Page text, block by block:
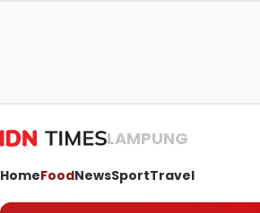
LAMPUNG
HomeFoodNewsSportTravel